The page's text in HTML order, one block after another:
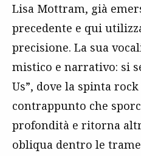
Lisa Mottram, già
precedente e qui
precisione. La sua
mistico e narrativo: si
Us”, dove la spinta
contrappunto che
profondità e ritorna
obliqua dentro le trame